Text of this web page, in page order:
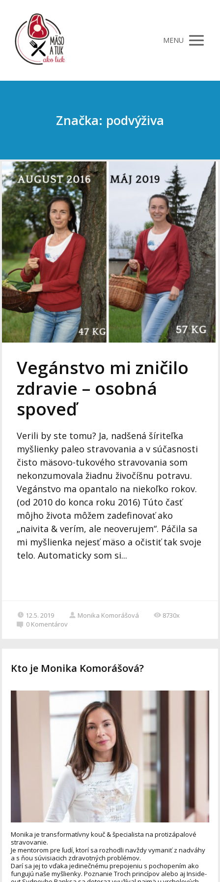
MENU
Značka: podvýživa
Vegánstvo mi zničilo
zdravie – osobná
spoveď
Verili by ste tomu? Ja, nadšená šíriteľka
myšlienky paleo stravovania a v súčasnosti
čisto mäsovo-tukového stravovania som
nekonzumovala žiadnu živočíšnu potravu.
Vegánstvo ma opantalo na niekoľko rokov.
(od 2010 do konca roku 2016) Túto časť
môjho života môžem zadefinovať ako
„naivita & verím, ale neoverujem“. Páčila sa
mi myšlienka nejesť mäso a očistiť tak svoje
telo. Automaticky som si...
12.5. 2019 Monika Komorášová
8730x
0 Komentárov
Kto je Monika Komorášová?
Monika je transformatívny kouč & špecialista na protizápalové
stravovanie.
Je mentorom pre ľudí, ktorí sa rozhodli navždy vymaniť z nadváhy
a s ňou súvisiacich zdravotných problémov.
Darí sa jej to vďaka jedinečnému prepojeniu s pochopením ako
fungujú naše myšlienky. Poznanie Troch princípov alebo aj Inside-